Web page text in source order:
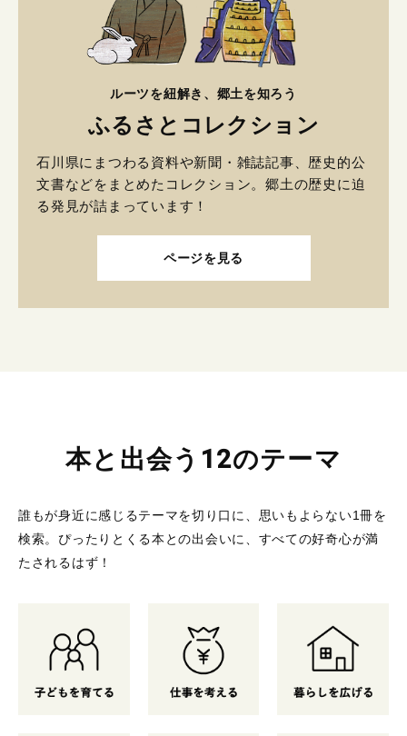
ルーツを紐解き、郷土を知ろう
ふるさとコレクション
石川県にまつわる資料や新聞・雑誌記事、歴史的公
文書などをまとめたコレクション。郷土の歴史に迫
る発見が詰まっています！
ページを見る
本と出会う12のテーマ
誰もが身近に感じるテーマを切り口に、思いもよらない1冊を
検索。 ぴったりとくる本との出会いに、すべての好奇心が満
たされるはず！